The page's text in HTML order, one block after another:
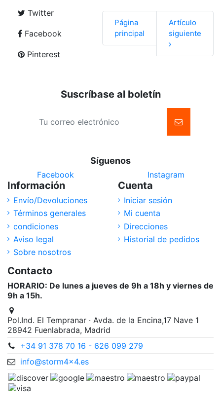
Twitter
Facebook
Pinterest
Página
principal
Artículo
siguiente
Suscríbase al boletín
Síguenos
Facebook Instagram
Información
Envío/Devoluciones
Términos generales
condiciones
Aviso legal
Sobre nosotros
Cuenta
Iniciar sesión
Mi cuenta
Direcciones
Historial de pedidos
Contacto
HORARIO: De lunes a jueves de 9h a 18h y viernes de
9h a 15h.
Pol.Ind. El Tempranar · Avda. de la Encina,17 Nave 1
28942 Fuenlabrada, Madrid
+34 91 378 70 16 - 626 099 279
info@storm4x4.es